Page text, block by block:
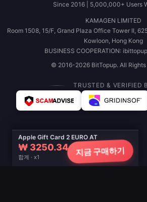
Apple Gift Card 2 EURO AT
₩ 3250.34
합계 · x1
지금 구매하기
Since 2016 | 5,000,000+ Users
KAMAGEN LIMITED
Room 1508, 15/F, Grand Plaza Office Tower II,
Kowloon, Hong Kong
BUSINESS COOPERATION:
© 2016-2026 BitTopup. All Rights
TRUSTED & VERIFIED